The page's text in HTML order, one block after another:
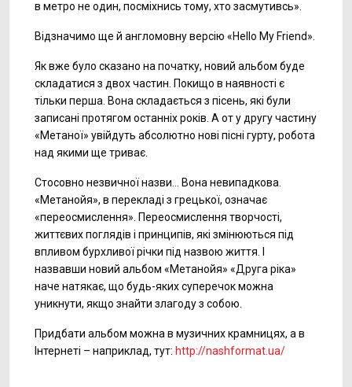
в метро не один, посміхнись тому, хто засмутивсь».
Відзначимо ще й англомовну версію «Hello My Friend».
Як вже було сказано на початку, новий альбом буде
складатися з двох частин. Покищо в наявності є
тільки перша. Вона складається з пісень, які були
записані протягом останніх років. А от у другу частину
«Метаної» увійдуть абсолютно нові пісні гурту, робота
над якими ще триває.
Стосовно незвичної назви… Вона невипадкова.
«Метанойя», в перекладі з грецької, означає
«переосмислення». Переосмислення творчості,
життєвих поглядів і принципів, які змінюються під
впливом бурхливої річки під назвою життя. І
назвавши новий альбом «Метанойя» «Друга ріка»
наче натякає, що будь-яких суперечок можна
уникнути, якщо знайти злагоду з собою.
Придбати альбом можна в музичних крамницях, а в
Інтернеті – наприклад, тут: http://nashformat.ua/